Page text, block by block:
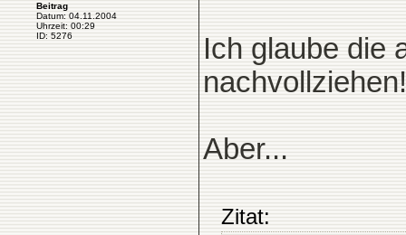
Beitrag
Datum: 04.11.2004
Uhrzeit: 00:29
ID: 5276
Ich glaube die
nachvollziehen!
Aber...
Zitat: